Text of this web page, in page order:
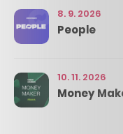
8. 9. 2026
People
10. 11. 2026
Money